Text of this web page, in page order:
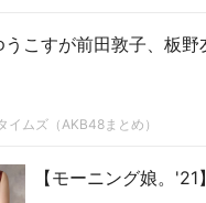
うこすが前田敦子、板
イムズ（AKB48まとめ）
【モーニング娘。